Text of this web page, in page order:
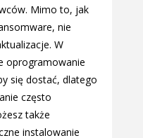
Mimo to, jak
nie
W
oprogramowanie
się dostać, dlatego
często
także
instalowanie